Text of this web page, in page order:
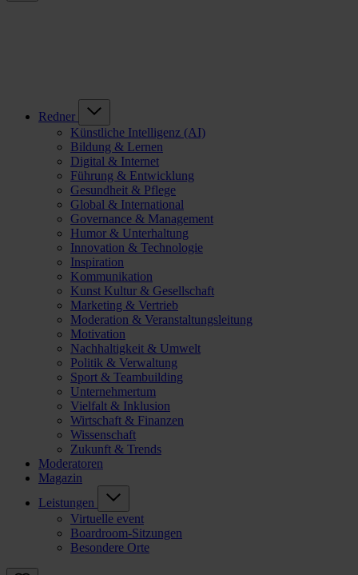
Redner
Künstliche Intelligenz (AI)
Bildung & Lernen
Digital & Internet
Führung & Entwicklung
Gesundheit & Pflege
Global & International
Governance & Management
Humor & Unterhaltung
Innovation & Technologie
Inspiration
Kommunikation
Kunst Kultur & Gesellschaft
Marketing & Vertrieb
Moderation & Veranstaltungsleitung
Motivation
Nachhaltigkeit & Umwelt
Politik & Verwaltung
Sport & Teambuilding
Unternehmertum
Vielfalt & Inklusion
Wirtschaft & Finanzen
Wissenschaft
Zukunft & Trends
Moderatoren
Magazin
Leistungen
Virtuelle event
Boardroom-Sitzungen
Besondere Orte